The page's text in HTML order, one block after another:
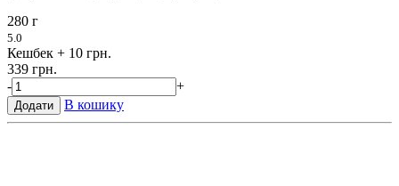
280 г
5.0
Кешбек + 10 грн.
339 грн.
-
+
Додати В кошику